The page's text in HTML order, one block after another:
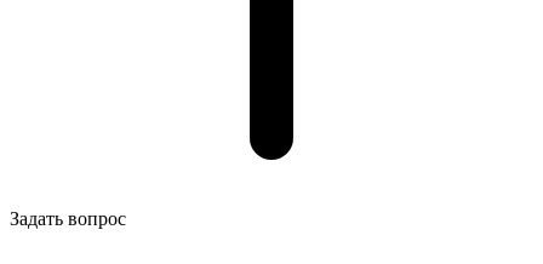
Задать вопрос